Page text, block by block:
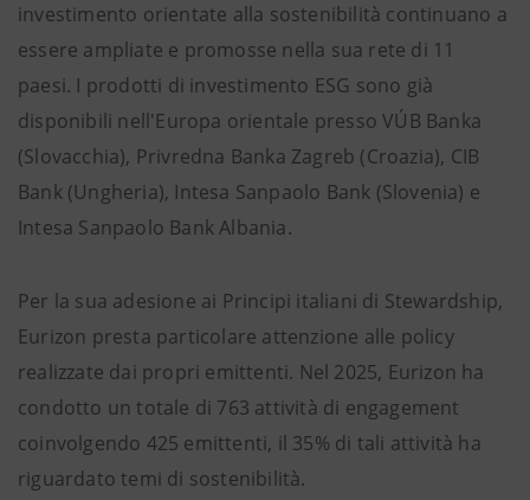
investimento orientate alla sostenibilità continuano a
essere ampliate e promosse nella sua rete di 11
paesi. I prodotti di investimento ESG sono già
disponibili nell'Europa orientale presso VÚB Banka
(Slovacchia), Privredna Banka Zagreb (Croazia), CIB
Bank (Ungheria), Intesa Sanpaolo Bank (Slovenia) e
Intesa Sanpaolo Bank Albania.
Per la sua adesione ai Principi italiani di Stewardship,
Eurizon presta particolare attenzione alle policy
realizzate dai propri emittenti. Nel 2025, Eurizon ha
condotto un totale di 763 attività di engagement
coinvolgendo 425 emittenti, il 35% di tali attività ha
riguardato temi di sostenibilità.